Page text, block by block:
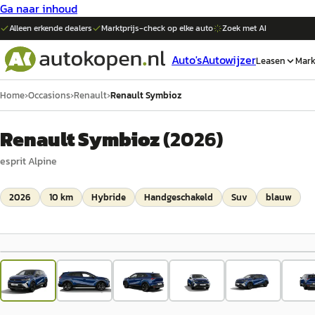
Ga naar inhoud
Alleen erkende dealers Marktprijs-check op elkeauto Zoek met AI
Auto'sAutowijzerLeasen
Home›Occasions›Renault›Renault Symbioz
Renault Symbioz(2026)
esprit Alpine
2026 10 km Hybride Handgeschakeld Suv blauw